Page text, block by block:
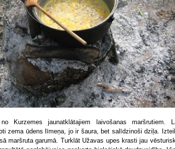
Kurzemes jaunatklātajiem laivošanas maršrutiem.
zema ūdens līmeņa, jo ir šaura, bet salīdzinoši dziļa.
maršruta garumā. Turklāt Užavas upes krasti jau